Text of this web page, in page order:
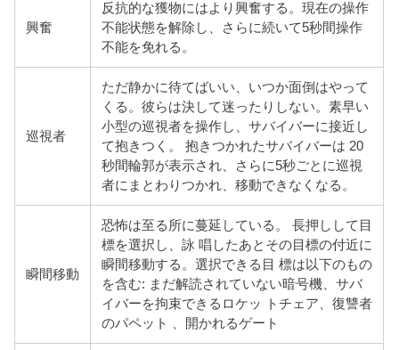
興奮
反抗的な獲物にはより興奮する。現在の操作
不能状態を解除し、さらに続いて5秒間操作
不能を免れる。
巡視者
ただ静かに待てばいい、いつか面倒はやって
くる。彼らは決して迷ったりしない。素早い
小型の巡視者を操作し、サバイバーに接近し
て抱きつく。 抱きつかれたサバイバーは 20
秒間輪郭が表示され、さらに5秒ごとに巡視
者にまとわりつかれ、移動できなくなる。
瞬間移動
恐怖は至る所に蔓延している。 長押しして目
標を選択し、詠 唱したあとその目標の付近に
瞬間移動する。選択できる目 標は以下のもの
を含む: まだ解読されていない暗号機、サバ
イバーを拘束できるロケッ トチェア、復讐者
のパペット 、開かれるゲート